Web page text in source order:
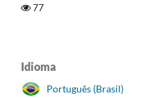
77
Idioma
Português (Brasil)